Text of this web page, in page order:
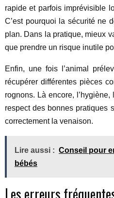
rapide et parfois imprévisible
C’est pourquoi la sécurité ne
plan. Dans la pratique, mieux
que prendre un risque inutile
Enfin, une fois l’animal
récupérer différentes pièces
rognons. Là encore,
respect des bonnes pratiques
correctement la venaison.
Lire aussi : Conseil pour
bébés